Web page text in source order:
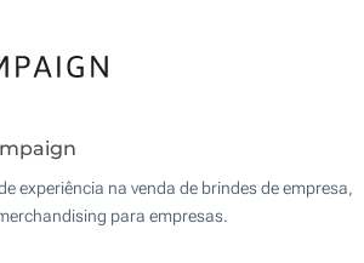
experiência na venda de brindes de empresa,
para empresas.